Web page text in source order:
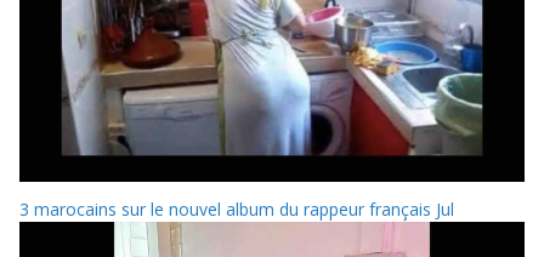
3 marocains sur le nouvel album du rappeur français Jul